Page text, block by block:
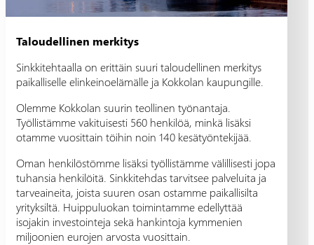
Taloudellinen merkitys
Sinkkitehtaalla on erittäin suuri taloudellinen merkitys
paikalliselle elinkeinoelämälle ja Kokkolan kaupungille.
Olemme Kokkolan suurin teollinen työnantaja.
Työllistämme vakituisesti 560 henkilöä, minkä lisäksi
otamme vuosittain töihin noin 140 kesätyöntekijää.
Oman henkilöstömme lisäksi työllistämme välillisesti jopa
tuhansia henkilöitä. Sinkkitehdas tarvitsee palveluita ja
tarveaineita, joista suuren osan ostamme paikallisilta
yrityksiltä. Huippuluokan toimintamme edellyttää
isojakin investointeja sekä hankintoja kymmenien
miljoonien eurojen arvosta vuosittain.